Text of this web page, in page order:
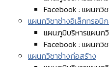
Facebook : แผนกวิ
แผนกวิชาช่างอิเล็กทรอนิ
แผนภูมิบริหารแผนก
Facebook : แผนกวิ
แผนกวิชาช่างก่อสร้าง